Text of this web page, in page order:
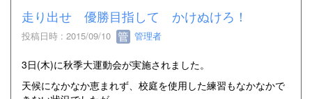
走り出せ 優勝目指して かけぬけろ！
投稿日時 : 2015/09/10 管理者
3日(木)に秋季大運動会が実施されました。
天候になかなか恵まれず、校庭を使用した練習もなかなかで